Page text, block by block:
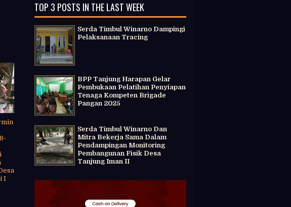
I
TOP 3 POSTS IN THE LAST WEEK
Serda Timbul Winarno Dampingi
Pelaksanaan Tracing
BPP Tanjung Harapan Gelar
Pembukaan Pelatihan Penyiapan
Tenaga Kompeten Brigade
Pangan 2025
Serda Timbul Winarno Dan
Mitra Bekerja Sama Dalam
Pendampingan Monitoring
Pembangunan Fisik Desa
Tanjung Iman II